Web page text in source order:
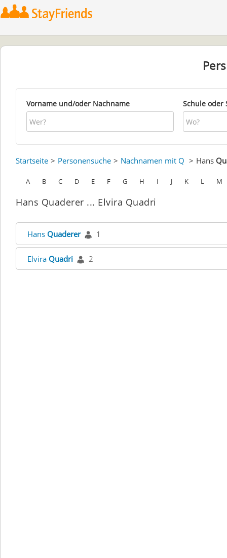
Vorname und/oder Nachname Schule oder
Startseite Personensuche Nachnamen mit Q Hans
A B C D E F G H I J K L M
Hans Quaderer ... Elvira Quadri
Hans Quaderer 1
Elvira Quadri 2